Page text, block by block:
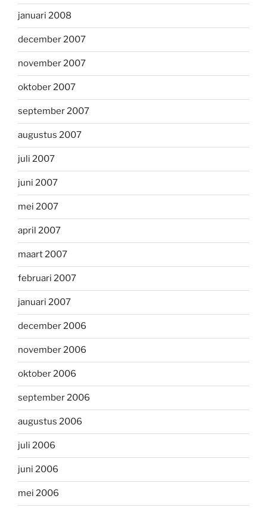
januari 2008
december 2007
november 2007
oktober 2007
september 2007
augustus 2007
juli 2007
juni 2007
mei 2007
april 2007
maart 2007
februari 2007
januari 2007
december 2006
november 2006
oktober 2006
september 2006
augustus 2006
juli 2006
juni 2006
mei 2006